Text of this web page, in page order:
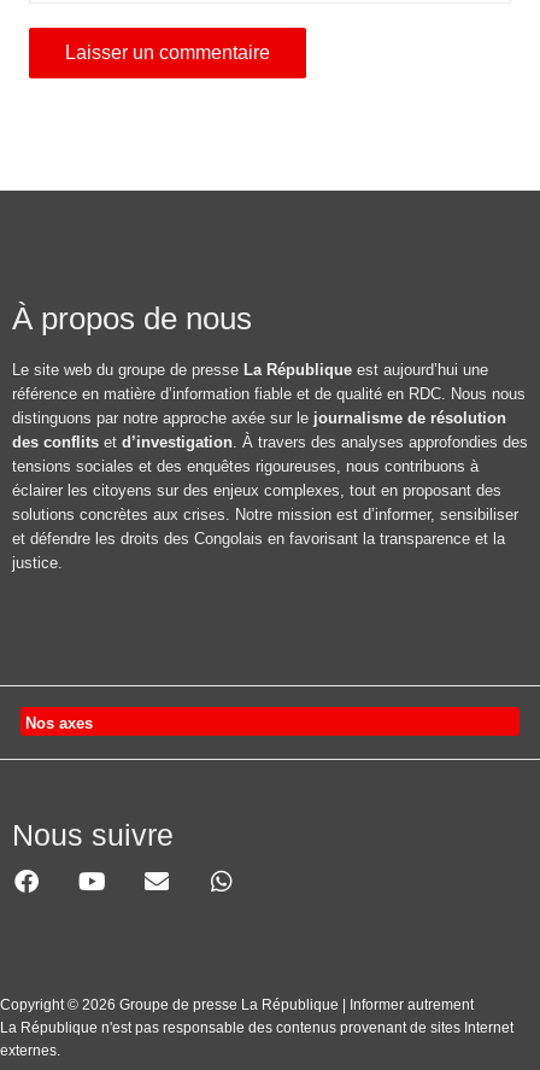
À propos de nous
Le site web du groupe de presse La République est aujourd’hui une
référence en matière d’information fiable et de qualité en RDC. Nous nous
distinguons par notre approche axée sur le journalisme de résolution
des conflits et d’investigation. À travers des analyses approfondies des
tensions sociales et des enquêtes rigoureuses, nous contribuons à
éclairer les citoyens sur des enjeux complexes, tout en proposant des
solutions concrètes aux crises. Notre mission est d’informer, sensibiliser
et défendre les droits des Congolais en favorisant la transparence et la
justice.
Nos axes
Nous suivre
Copyright © 2026 Groupe de presse La République | Informer autrement
La République n'est pas responsable des contenus provenant de sites Internet
externes.